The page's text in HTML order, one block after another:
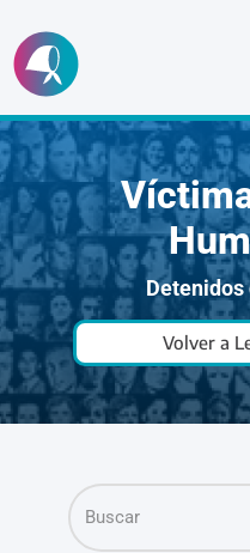
Ir
al
contenido
Detenidos
Volver a